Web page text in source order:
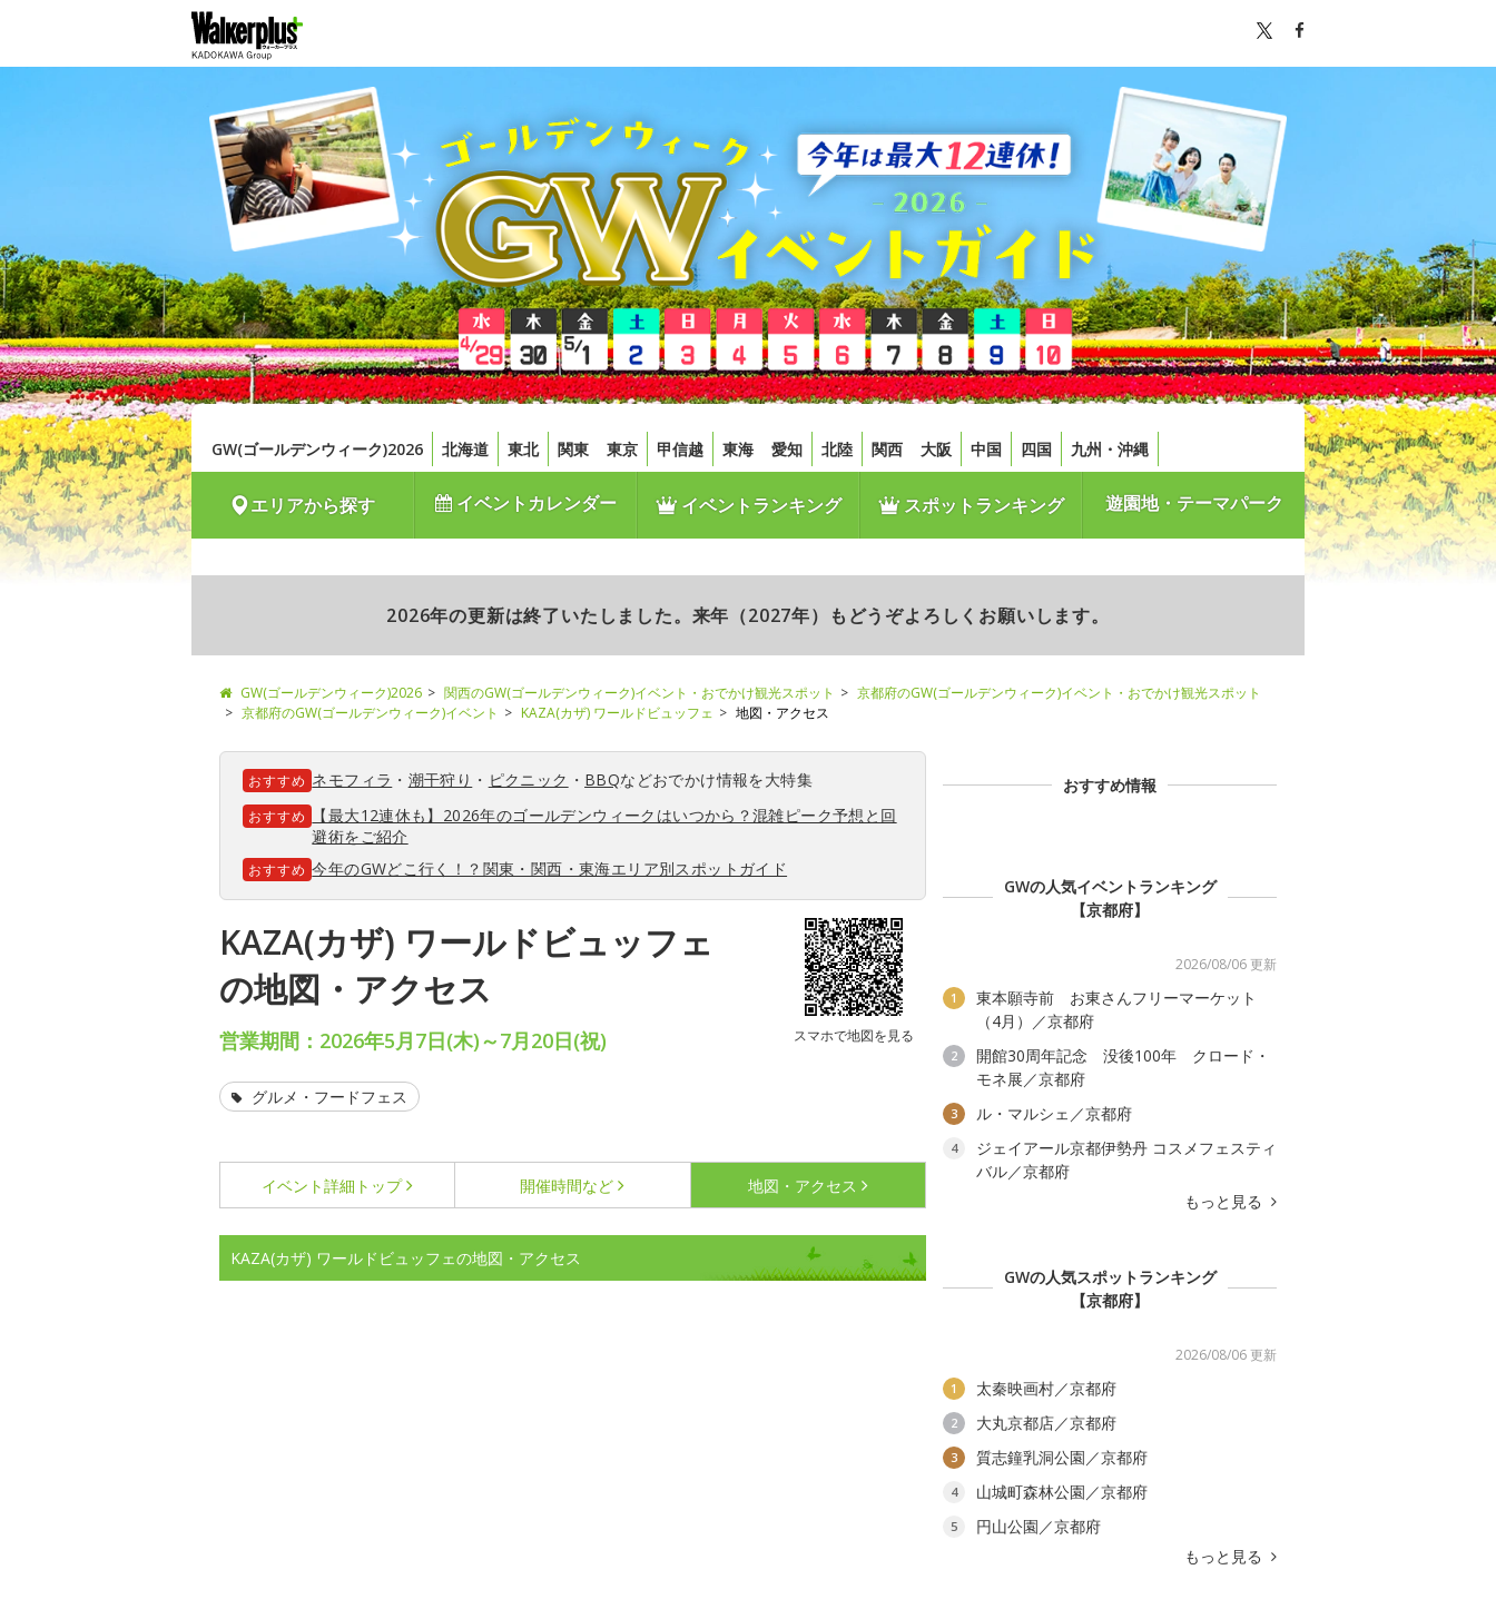
GW(ゴールデンウィーク)2026 北海道 東北 関東 東京 甲信越 東海 愛知 北陸 関西 大阪 中国 四国 九州・沖縄
エリアから探す イベントカレンダー イベントランキング スポットランキング 遊園地・テーマパーク
2026年の更新は終了いたしました。来年（2027年）もどうぞよろしくお願いします。
GW(ゴールデンウィーク)2026 関西のGW(ゴールデンウィーク)イベント・おでかけ観光スポット
京都府のGW(ゴールデンウィーク)イベント・おでかけ観光スポット
京都府のGW(ゴールデンウィーク)イベント
KAZA(カザ) ワールドビュッフェ 地図・アクセス
おすすめ ネモフィラ ・ 潮干狩り ・ ピクニック ・ BBQなどおでかけ情報を大特集
おすすめ
【最大12連休も】2026年のゴールデンウィークはいつから？混雑ピーク予想と回
避術をご紹介
おすすめ 今年のGWどこ行く！？関東・関西・東海エリア別スポットガイド
KAZA(カザ) ワールドビュッフェ
の地図・アクセス
スマホで地図を見る
営業期間：2026年5月7日(木)～7月20日(祝)
グルメ・フードフェス
イベント詳細 トップ 開催時間など 地図・アクセス
KAZA(カザ) ワールドビュッフェの地図・アクセス
おすすめ情報
GWの人気イベントランキング
【京都府】
2026/08/06 更新
1
東本願寺前 お東さんフリーマーケット
（4月）／京都府
2
開館30周年記念 没後100年 クロード・
モネ展／京都府
3 ル・マルシェ／京都府
4
ジェイアール京都伊勢丹 コスメフェスティ
バル／京都府
もっと見る
GWの人気スポットランキング
【京都府】
2026/08/06 更新
1 太秦映画村／京都府
2 大丸京都店／京都府
3 質志鐘乳洞公園／京都府
4 山城町森林公園／京都府
5
円山公園／京都府
もっと見る